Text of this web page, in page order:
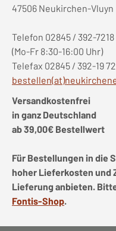
47506 Neukirchen-Vluyn
Telefon 02845 / 392-7218
(Mo-Fr 8:30-16:00 Uhr)
Telefax 02845 / 392-19
Versandkostenfrei
in ganz Deutschland
ab 39,00€ Bestellwert
Für Bestellungen in die
hoher Lieferkosten und
Lieferung anbieten.
Fontis-Shop.